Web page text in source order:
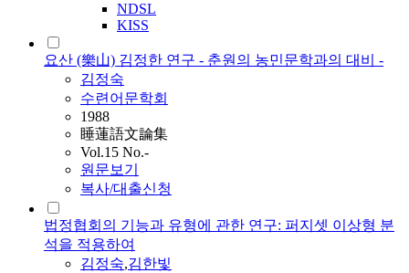
NDSL
KISS
요산 (樂山) 김정한 연구 - 춘원의 농민문학과의 대비 -
김정숙
수련어문학회
1988
睡蓮語文論集
Vol.15 No.-
원문보기
복사/대출신청
법정협회의 기능과 유형에 관한 연구: 퍼지셋 이상형 분
석을 적용하여
김정숙,김한빛